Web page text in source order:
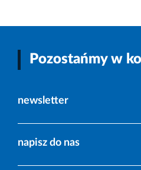
Pozostańmy w
newsletter
napisz do nas